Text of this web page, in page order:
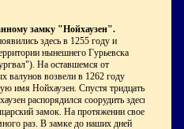
замку "Нойхаузен".
здесь в 1255 году и
нынешнего Гурьевска
На оставшемся от
валунов возвели в 1262 году
имя Нойхаузен. Спустя тридцать
распорядился соорудить здесь
замок. На протяжении своей
раз. В замке до наших дней